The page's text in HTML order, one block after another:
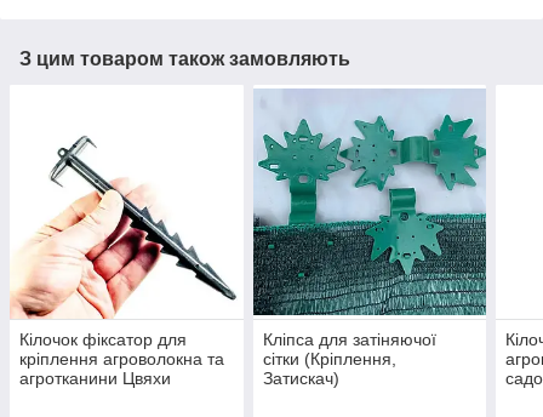
З цим товаром також замовляють
Кілочок фіксатор для
кріплення агроволокна та
агротканини Цвяхи
Кліпса для затіняючої
сітки (Кріплення,
Затискач)